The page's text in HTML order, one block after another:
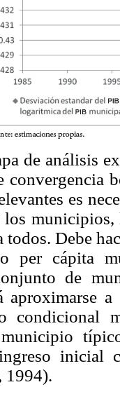
de análisis
convergencia
es
todos. Debe
per cápita
de
aproximarse
condicional
inicial
1994).